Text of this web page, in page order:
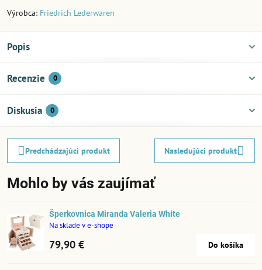
Výrobca: Friedrich Lederwaren
Popis
Recenzie 0
Diskusia 0
Predchádzajúci produkt Nasledujúci produkt
Mohlo by vás zaujímať
Šperkovnica Miranda Valeria White
Na sklade v e-shope
79,90 € Do košíka